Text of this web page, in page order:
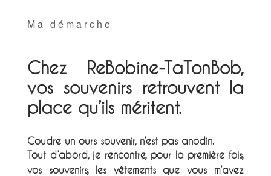
Ma démarche
Chez ReBobine-TaTonBob,
vos souvenirs retrouvent la
place qu’ils méritent.
Coudre un ours souvenir, n’est pas anodin.
Tout d’abord, je rencontre, pour la première fois,
vos souvenirs, les vêtements que vous m’avez